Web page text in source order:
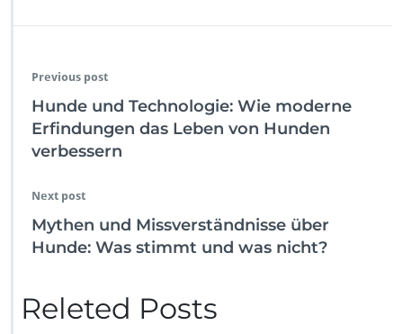
Previous post
Hunde und Technologie: Wie moderne
Erfindungen das Leben von Hunden
verbessern
Next post
Mythen und Missverständnisse über
Hunde: Was stimmt und was nicht?
Releted Posts